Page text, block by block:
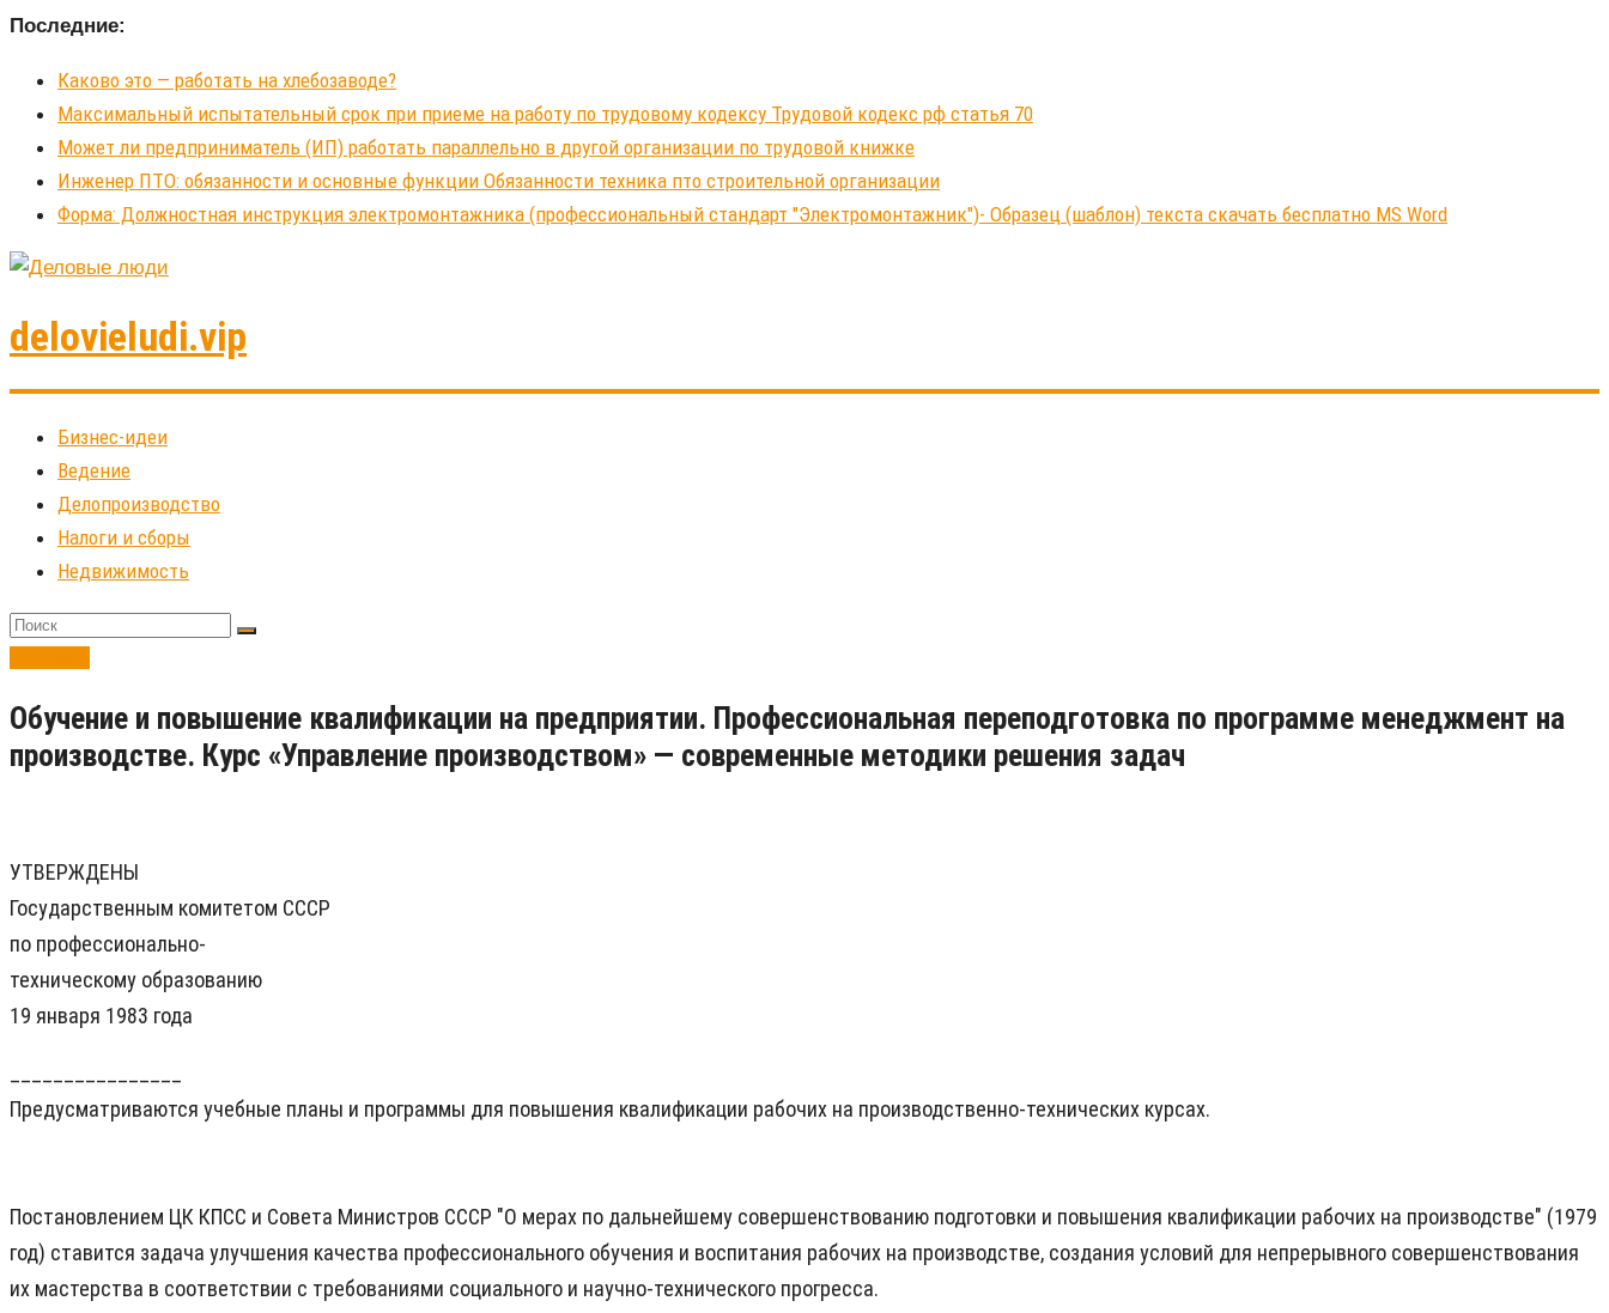
Последние:
Каково это — работать на хлебозаводе?
Максимальный испытательный срок при приеме на работу по трудовому кодексу Трудовой кодекс рф статья 70
Может ли предприниматель (ИП) работать параллельно в другой организации по трудовой книжке
Инженер ПТО: обязанности и основные функции Обязанности техника пто строительной организации
Форма: Должностная инструкция электромонтажника (профессиональный стандарт "Электромонтажник")- Образец (шаблон) текста скачать бесплатно MS Word
delovieludi.vip
Бизнес-идеи
Ведение
Делопроизводство
Налоги и сборы
Недвижимость
Обучение и повышение квалификации на предприятии. Профессиональная переподготовка по программе менеджмент на
производстве. Курс «Управление производством» — современные методики решения задач
УТВЕРЖДЕНЫ
Государственным комитетом СССР
по профессионально-
техническому образованию
19 января 1983 года
Предусматриваются учебные планы и программы для повышения квалификации рабочих на производственно-технических курсах.
Постановлением ЦК КПСС и Совета Министров СССР "О мерах по дальнейшему совершенствованию подготовки и повышения квалификации рабочих на производстве" (1979
год) ставится задача улучшения качества профессионального обучения и воспитания рабочих на производстве, создания условий для непрерывного совершенствования
их мастерства в соответствии с требованиями социального и научно-технического прогресса.